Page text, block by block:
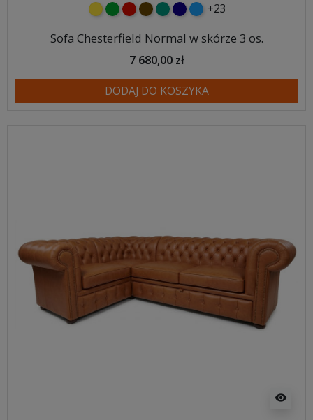
żółtyzielonyczerwony
czekoladowy
turkusowy
granatowy
niebieski
+23
Sofa Chesterfield Normal w skórze 3 os.
7 680,00 zł
DODAJ DO KOSZYKA
visibility